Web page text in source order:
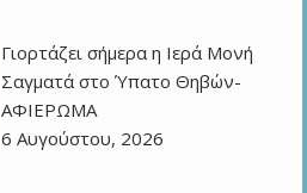
Γιορτάζει σήμερα η Ιερά Μονή
Σαγματά στο Ύπατο Θηβών-
ΑΦΙΕΡΩΜΑ
6 Αυγούστου, 2026